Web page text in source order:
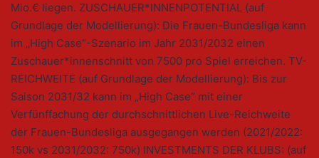
Mio.€ liegen. ZUSCHAUER*INNENPOTENTIAL (auf
Grundlage der Modellierung): Die Frauen-Bundesliga kann
im „High Case“-Szenario im Jahr 2031/2032 einen
Zuschauer*innenschnitt von 7500 pro Spiel erreichen. TV-
REICHWEITE (auf Grundlage der Modellierung): Bis zur
Saison 2031/32 kann im „High Case“ mit einer
Verfünffachung der durchschnittlichen Live-Reichweite
der Frauen-Bundesliga ausgegangen werden (2021/2022:
150k vs 2031/2032: 750k) INVESTMENTS DER KLUBS: (auf